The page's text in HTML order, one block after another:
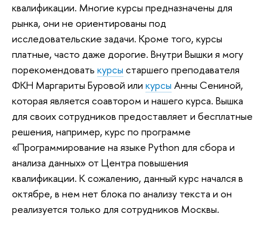
квалификации. Многие курсы предназначены для
рынка, они не ориентированы под
исследовательские задачи. Кроме того, курсы
платные, часто даже дорогие. Внутри Вышки я могу
порекомендовать курсы старшего преподавателя
ФКН Маргариты Буровой или курсы Анны Сениной,
которая является соавтором и нашего курса. Вышка
для своих сотрудников предоставляет и бесплатные
решения, например, курс по программе
«Программирование на языке Python для сбора и
анализа данных» от Центра повышения
квалификации. К сожалению, данный курс начался в
октябре, в нем нет блока по анализу текста и он
реализуется только для сотрудников Москвы.